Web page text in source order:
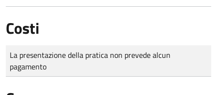
Costi
Tipo di pagamento
Importo
La presentazione della pratica non prevede alcun
pagamento